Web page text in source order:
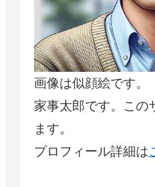
画像は似顔絵です。
家事太郎です。この
ます。
プロフィール詳細は